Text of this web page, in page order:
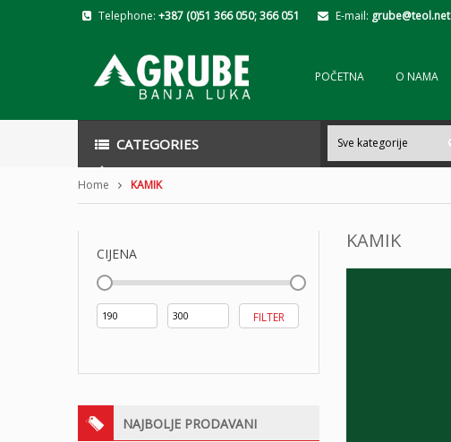
Telephone: +387 (0)51 366 050; 366 051 E-mail: grube@teol.net
POČETNA O NAMA
CATEGORIES
Home KAMIK
CIJENA
FILTER
NAJBOLJE PRODAVANI
KAMIK